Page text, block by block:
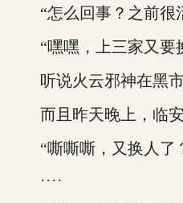
“怎么回事？之前很
“嘿嘿，上三家又要
听说火云邪神在黑市
而且昨天晚上，临安
“嘶嘶嘶，又换人了？
····